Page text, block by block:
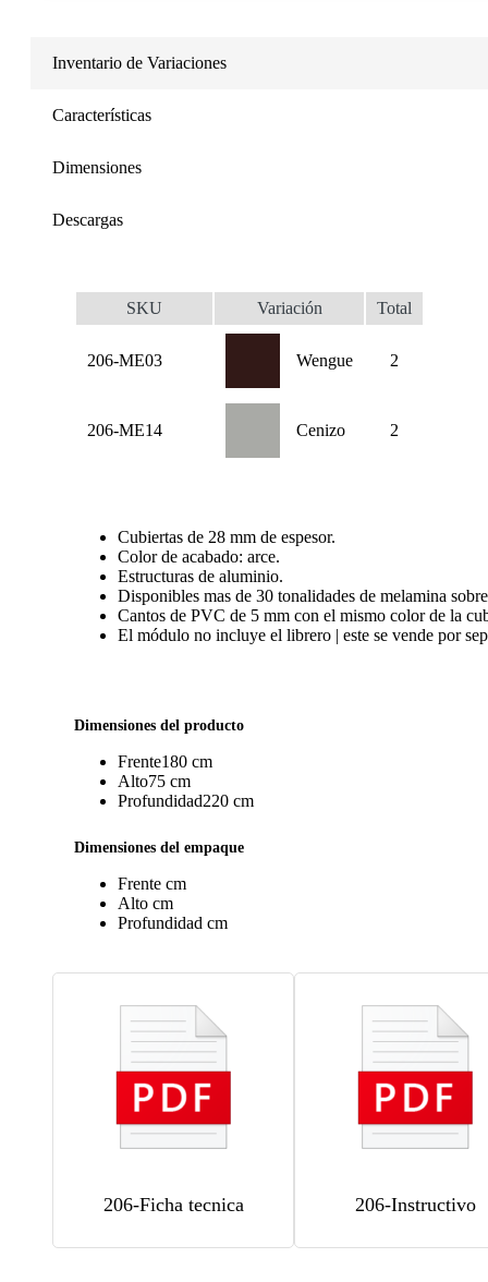
Inventario de Variaciones
Características
Dimensiones
Descargas
SKU Variación Total
206-ME03 Wengue 2
206-ME14 Cenizo 2
Cubiertas de 28 mm de espesor.
Color de acabado: arce.
Estructuras de aluminio.
Disponibles mas de 30 tonalidades de melamina
Cantos de PVC de 5 mm con el mismo color de la
El módulo no incluye el librero | este se vende por
Dimensiones del producto
Frente180 cm
Alto75 cm
Profundidad220 cm
Dimensiones del empaque
Frente cm
Alto cm
Profundidad cm
206-Ficha tecnica 206-Instructivo